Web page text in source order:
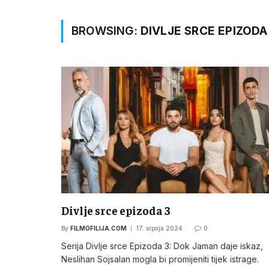
BROWSING: DIVLJE SRCE
Divlje srce epizoda 3
By FILMOFILIJA.COM 17. srpnja 2024. 0
Serija Divlje srce Epizoda 3: Dok Jaman daje iskaz,
Neslihan Sojsalan mogla bi promijeniti tijek istrage.